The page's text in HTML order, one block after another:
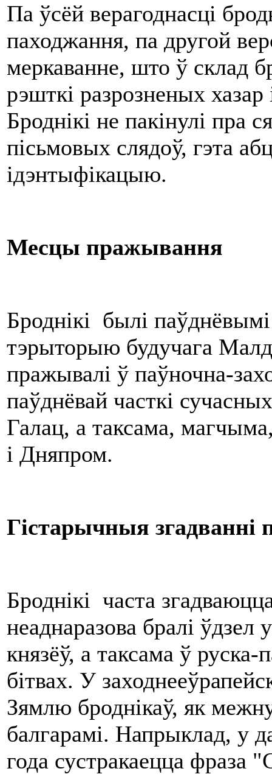
Па ўсёй верагоднасці
паходжання, па другой
меркаванне, што ў склад
рэшткі разрозненых хазар
Броднікі не пакінулі пра
пісьмовых слядоў, гэта
ідэнтыфікацыю.
Месцы пражывання
Броднікі былі паўднёвымі
тэрыторыю будучага
пражывалі ў паўночна-
паўднёвай часткі
Галац, а таксама,
і Дняпром.
Гістарычныя згадванні
Броднікі часта
неаднаразова бралі
князёў, а таксама ў руска-
бітвах. У
Зямлю броднікаў, як
балгарамі. Напрыклад, у
года сустракаецца